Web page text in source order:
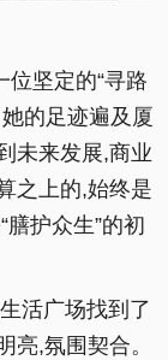
坚定的“寻路
的足迹遍及厦
未来发展,商业
之上的,始终是
护众生”的初
活广场找到了
,氛围契合。